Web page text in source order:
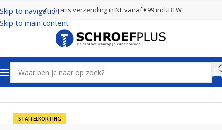
Skip to navigation
Skip to main content
Gratis verzending in NL vanaf €99 incl. BTW
Home Schroeven Tellerkopschroeven
STAFFELKORTING